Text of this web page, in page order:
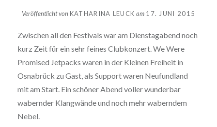
Veröffentlicht vonKATHARINA LEUCK am 17. JUNI 2015
Zwischen all den Festivals war am Dienstagabend noch
kurz Zeit für ein sehr feines Clubkonzert. We Were
Promised Jetpacks waren in der Kleinen Freiheit in
Osnabrück zu Gast, als Support waren Neufundland
mit am Start. Ein schöner Abend voller wunderbar
wabernder Klangwände und noch mehr waberndem
Nebel.